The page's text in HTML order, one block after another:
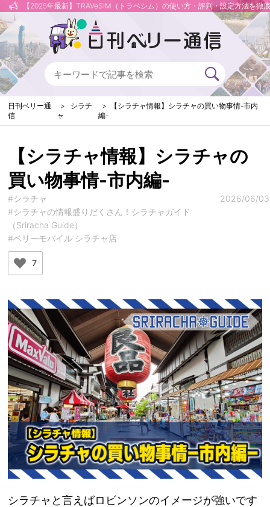
【2025年最新】TRAVeSIM（トラベシム）の使い方・評判・設定方法を徹
日刊ベリー通
信
シラチ
ャ
【シラチャ情報】シラチャの買い物事情-市内
編-
【シラチャ情報】シラチャの
買い物事情-市内編-
#シラチャ
#シラチャの情報盛りだくさん！シラチャガイド
（Sriracha Guide）
#ベリーモバイル シラチャ店
2026/06/03
7
シラチャと言えばロビンソンのイメージが強いです